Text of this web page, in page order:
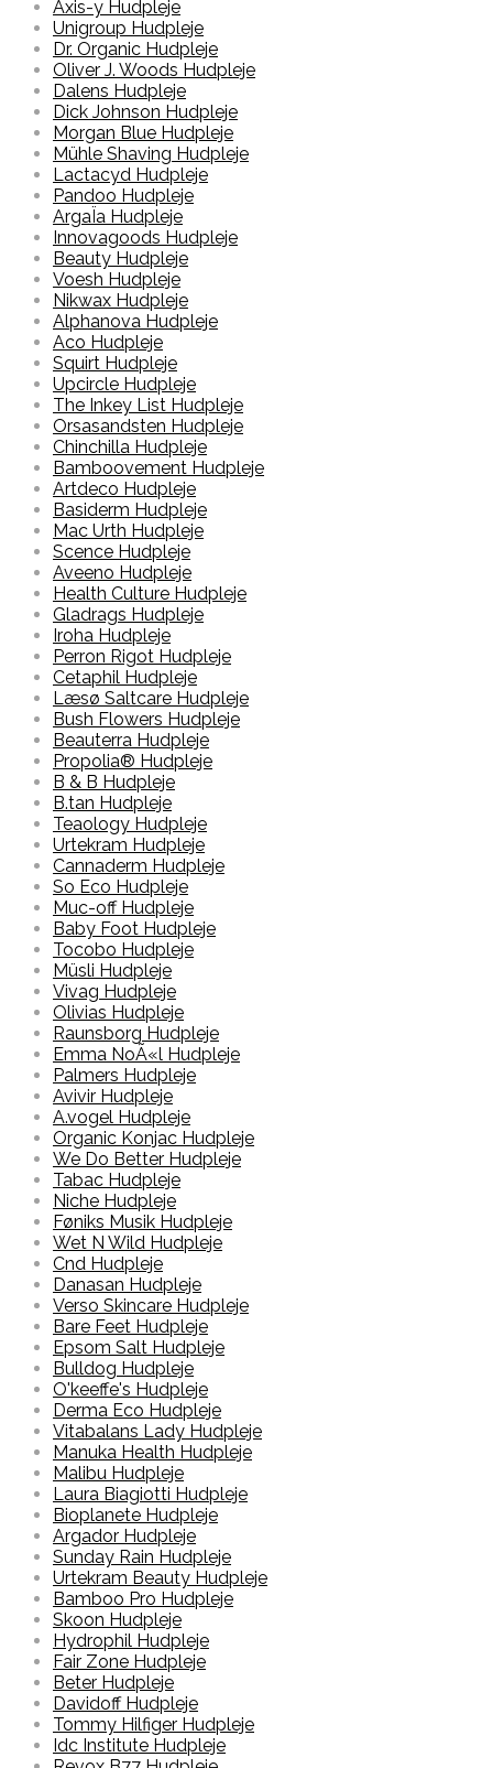
Axis-y Hudpleje
Unigroup Hudpleje
Dr. Organic Hudpleje
Oliver J. Woods Hudpleje
Dalens Hudpleje
Dick Johnson Hudpleje
Morgan Blue Hudpleje
Mühle Shaving Hudpleje
Lactacyd Hudpleje
Pandoo Hudpleje
ArgaÏa Hudpleje
Innovagoods Hudpleje
Beauty Hudpleje
Voesh Hudpleje
Nikwax Hudpleje
Alphanova Hudpleje
Aco Hudpleje
Squirt Hudpleje
Upcircle Hudpleje
The Inkey List Hudpleje
Orsasandsten Hudpleje
Chinchilla Hudpleje
Bamboovement Hudpleje
Artdeco Hudpleje
Basiderm Hudpleje
Mac Urth Hudpleje
Scence Hudpleje
Aveeno Hudpleje
Health Culture Hudpleje
Gladrags Hudpleje
Iroha Hudpleje
Perron Rigot Hudpleje
Cetaphil Hudpleje
Læsø Saltcare Hudpleje
Bush Flowers Hudpleje
Beauterra Hudpleje
Propolia® Hudpleje
B & B Hudpleje
B.tan Hudpleje
Teaology Hudpleje
Urtekram Hudpleje
Cannaderm Hudpleje
So Eco Hudpleje
Muc-off Hudpleje
Baby Foot Hudpleje
Tocobo Hudpleje
Müsli Hudpleje
Vivag Hudpleje
Olivias Hudpleje
Raunsborg Hudpleje
Emma NoÃ«l Hudpleje
Palmers Hudpleje
Avivir Hudpleje
A.vogel Hudpleje
Organic Konjac Hudpleje
We Do Better Hudpleje
Tabac Hudpleje
Niche Hudpleje
Føniks Musik Hudpleje
Wet N Wild Hudpleje
Cnd Hudpleje
Danasan Hudpleje
Verso Skincare Hudpleje
Bare Feet Hudpleje
Epsom Salt Hudpleje
Bulldog Hudpleje
O'keeffe's Hudpleje
Derma Eco Hudpleje
Vitabalans Lady Hudpleje
Manuka Health Hudpleje
Malibu Hudpleje
Laura Biagiotti Hudpleje
Bioplanete Hudpleje
Argador Hudpleje
Sunday Rain Hudpleje
Urtekram Beauty Hudpleje
Bamboo Pro Hudpleje
Skoon Hudpleje
Hydrophil Hudpleje
Fair Zone Hudpleje
Beter Hudpleje
Davidoff Hudpleje
Tommy Hilfiger Hudpleje
Idc Institute Hudpleje